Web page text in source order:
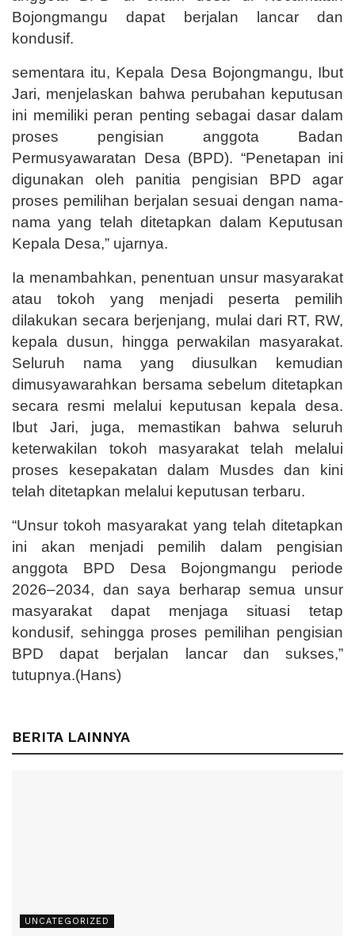
Bojongmangu dapat berjalan lancar dan
kondusif.
sementara itu, Kepala Desa Bojongmangu, Ibut
Jari, menjelaskan bahwa perubahan keputusan
ini memiliki peran penting sebagai dasar dalam
proses pengisian anggota Badan
Permusyawaratan Desa (BPD). “Penetapan ini
digunakan oleh panitia pengisian BPD agar
proses pemilihan berjalan sesuai dengan nama-
nama yang telah ditetapkan dalam Keputusan
Kepala Desa,” ujarnya.
Ia menambahkan, penentuan unsur masyarakat
atau tokoh yang menjadi peserta pemilih
dilakukan secara berjenjang, mulai dari RT, RW,
kepala dusun, hingga perwakilan masyarakat.
Seluruh nama yang diusulkan kemudian
dimusyawarahkan bersama sebelum ditetapkan
secara resmi melalui keputusan kepala desa.
Ibut Jari, juga, memastikan bahwa seluruh
keterwakilan tokoh masyarakat telah melalui
proses kesepakatan dalam Musdes dan kini
telah ditetapkan melalui keputusan terbaru.
“Unsur tokoh masyarakat yang telah ditetapkan
ini akan menjadi pemilih dalam pengisian
anggota BPD Desa Bojongmangu periode
2026–2034, dan saya berharap semua unsur
masyarakat dapat menjaga situasi tetap
kondusif, sehingga proses pemilihan pengisian
BPD dapat berjalan lancar dan sukses,”
tutupnya.(Hans)
BERITA LAINNYA
UNCATEGORIZED